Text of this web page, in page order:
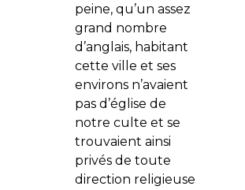
peine, qu’un assez
grand nombre
d’anglais, habitant
cette ville et ses
environs n’avaient
pas d’église de
notre culte et se
trouvaient ainsi
privés de toute
direction religieuse